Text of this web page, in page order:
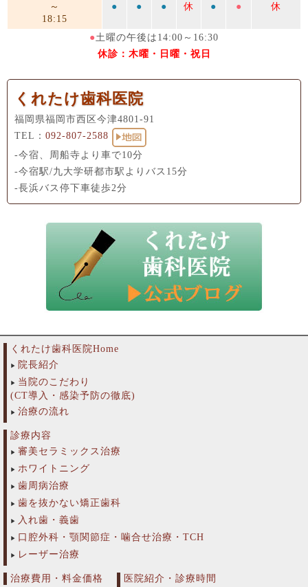
～
18:15
● ● ● 休 ● ● 休
●土曜の午後は14:00～16:30
休診：木曜・日曜・祝日
くれたけ歯科医院
福岡県福岡市西区今津4801-91
TEL： 092-807-2588
-今宿、周船寺より車で10分
-今宿駅/九大学研都市駅よりバス15分
-長浜バス停下車徒歩2分
くれたけ歯科医院Home
院長紹介
当院のこだわり
(CT導入・感染予防の徹底)
治療の流れ
診療内容
審美セラミックス治療
ホワイトニング
歯周病治療
歯を抜かない矯正歯科
入れ歯・義歯
口腔外科・顎関節症・噛合せ治療・TCH
レーザー治療
治療費用・料金価格 医院紹介・診療時間